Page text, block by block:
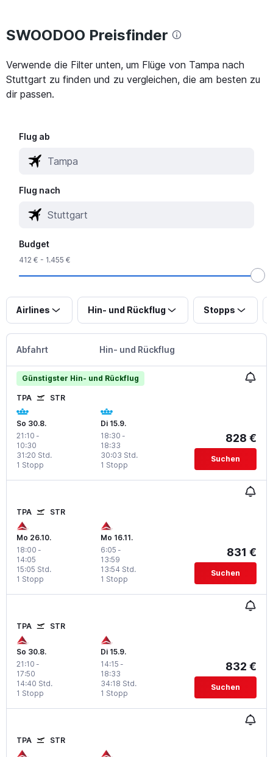
SWOODOO Preisfinder
Verwende die Filter unten, um Flüge von Tampa nach
Stuttgart zu finden und zu vergleichen, die am besten zu
dir passen.
Flug ab
Flug nach
Budget
412 € - 1.455 €
Airlines Hin- und Rückflug Stopps
Abfahrt Hin- und Rückflug
Günstigster Hin- und Rückflug
TPA STR
So 30.8.
21:10 -
10:30
1 Stopp
31:20 Std.
Di 15.9.
18:30 -
18:33
1 Stopp
30:03 Std.
828 €
Suchen
TPA STR
Mo 26.10.
18:00 -
14:05
1 Stopp
15:05 Std.
Mo 16.11.
6:05 -
13:59
1 Stopp
13:54 Std.
831 €
Suchen
TPA STR
So 30.8.
21:10 -
17:50
1 Stopp
14:40 Std.
Di 15.9.
14:15 -
18:33
1 Stopp
34:18 Std.
832 €
Suchen
TPA STR